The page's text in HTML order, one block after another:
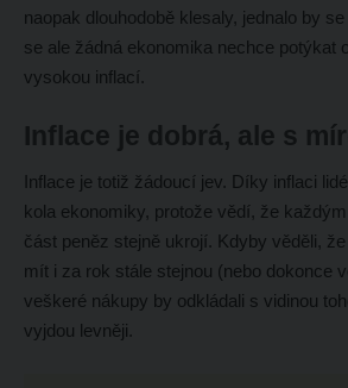
naopak dlouhodobě klesaly, jednalo by
se ale žádná ekonomika nechce potýkat
vysokou inflací.
Inflace je dobrá, ale s
Inflace je totiž žádoucí jev. Díky inflaci
kola ekonomiky, protože vědí, že
část peněz stejně ukrojí. Kdyby věděli,
mít i za rok stále stejnou (nebo dokonce
veškeré nákupy by odkládali s vidinou
vyjdou levněji.